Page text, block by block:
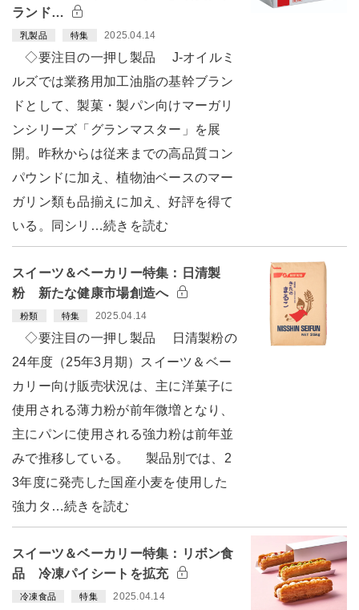
ランド…
乳製品 特集 2025.04.14
◇要注目の一押し製品 J-オイルミ
ルズでは業務用加工油脂の基幹ブラン
ドとして、製菓・製パン向けマーガリ
ンシリーズ「グランマスター」を展
開。昨秋からは従来までの高品質コン
パウンドに加え、植物油ベースのマー
ガリン類も品揃えに加え、好評を得て
いる。同シリ…続きを読む
スイーツ＆ベーカリー特集：日清製
粉 新たな健康市場創造へ
粉類 特集 2025.04.14
◇要注目の一押し製品 日清製粉の
24年度（25年3月期）スイーツ＆ベー
カリー向け販売状況は、主に洋菓子に
使用される薄力粉が前年微増となり、
主にパンに使用される強力粉は前年並
みで推移している。 製品別では、2
3年度に発売した国産小麦を使用した
強力タ…続きを読む
スイーツ＆ベーカリー特集：リボン食
品 冷凍パイシートを拡充
冷凍食品 特集 2025.04.14